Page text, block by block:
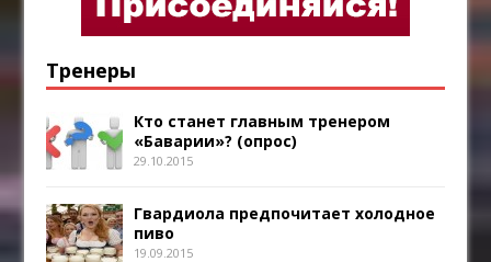
Тренеры
Кто станет главным тренером
«Баварии»? (опрос)
29.10.2015
Гвардиола предпочитает холодное
пиво
19.09.2015